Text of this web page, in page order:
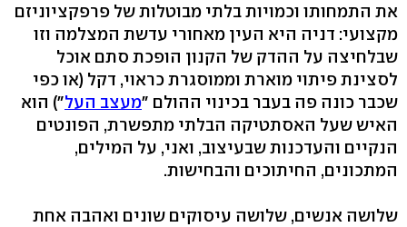
את התמחותו וכמויות בלתי מבוטלות של פרפקציוניזם
מקצועי: דניה היא העין מאחורי עדשת המצלמה וזו
שבלחיצה על ההדק של הקנון הופכת סתם אוכל
לסצינת פיתוי מוארת וממוסגרת כראוי, דקל (או כפי
שכבר כונה פה בעבר בכינוי ההולם "מעצב העל") הוא
האיש שעל האסתטיקה הבלתי מתפשרת, הפונטים
הנקיים והעדכנות שבעיצוב, ואני, על המילים,
המתכונים, החיתוכים והבחישות.
שלושה אנשים, שלושה עיסוקים שונים ואהבה אחת